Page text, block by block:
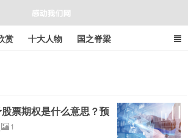
赏 十大人物 国之脊梁
票期权是什么意思？预
1